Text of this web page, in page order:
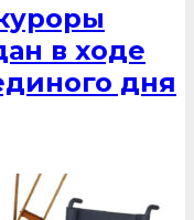
в ходе
дня